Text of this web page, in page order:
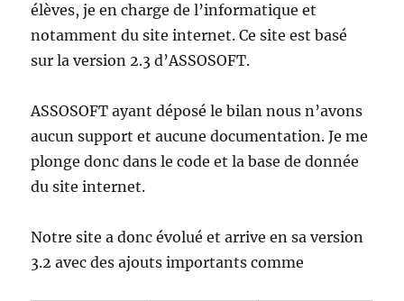
élèves, je en charge de l’informatique et
notamment du site internet. Ce site est basé
sur la version 2.3 d’ASSOSOFT.
ASSOSOFT ayant déposé le bilan nous n’avons
aucun support et aucune documentation. Je me
plonge donc dans le code et la base de donnée
du site internet.
Notre site a donc évolué et arrive en sa version
3.2 avec des ajouts importants comme